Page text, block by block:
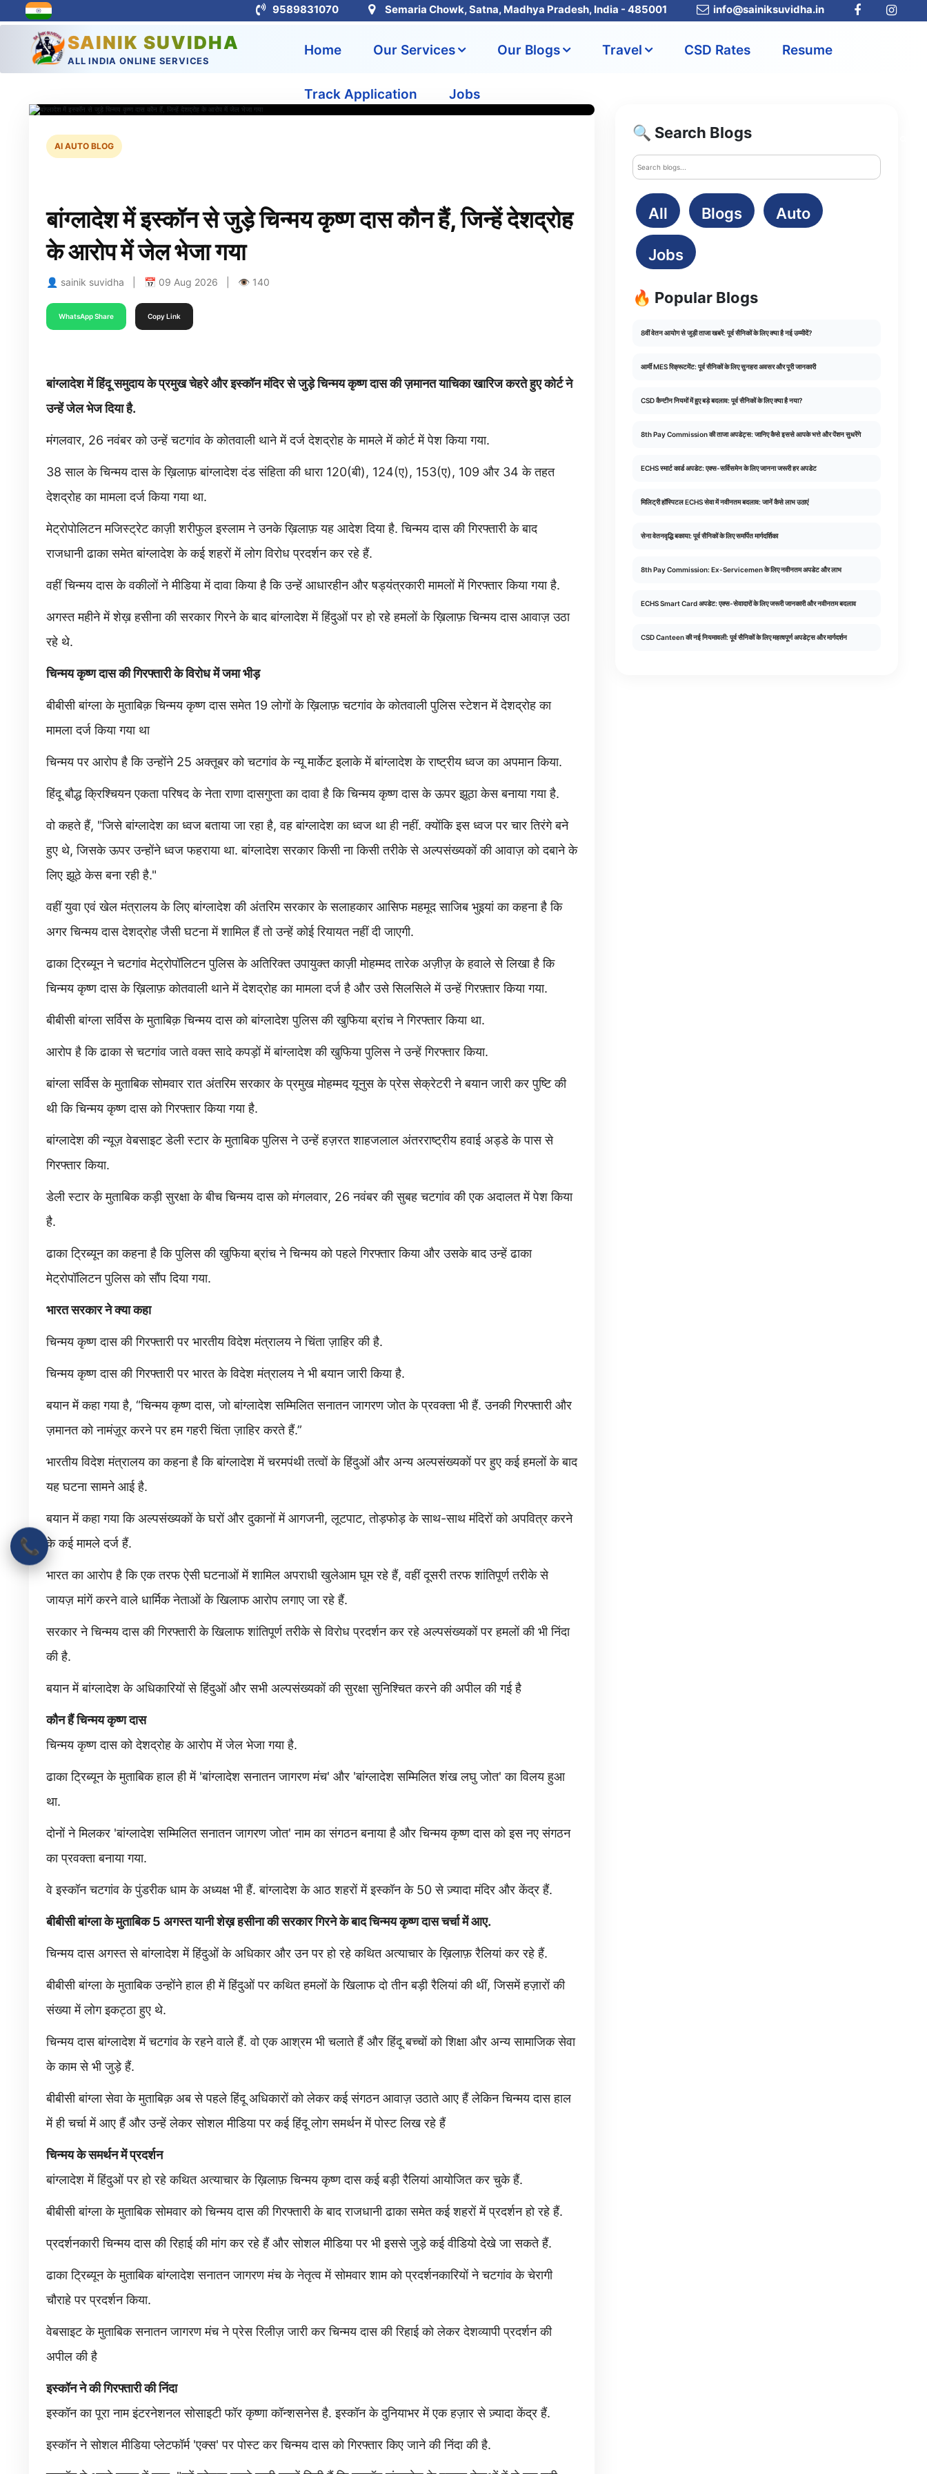
9589831070 Semaria Chowk, Satna, Madhya Pradesh, India - 485001 info@sainiksuvidha.in
SAINIK SUVIDHA
ALL INDIA ONLINE SERVICES
Home Our Services Our Blogs Travel CSD Rates Resume
Track Application Jobs
AI AUTO BLOG
बांग्लादेश में इस्कॉन से जुड़े चिन्मय कृष्ण दास कौन हैं, जिन्हें देशद्रोह
के आरोप में जेल भेजा गया
👤 sainik suvidha | 📅 09 Aug 2026 | 👁 140
WhatsApp Share Copy Link
बांग्लादेश में हिंदू समुदाय के प्रमुख चेहरे और इस्कॉन मंदिर से जुड़े चिन्मय कृष्ण दास की ज़मानत याचिका खारिज करते हुए कोर्ट ने
उन्हें जेल भेज दिया है.
मंगलवार, 26 नवंबर को उन्हें चटगांव के कोतवाली थाने में दर्ज देशद्रोह के मामले में कोर्ट में पेश किया गया.
38 साल के चिन्मय दास के ख़िलाफ़ बांग्लादेश दंड संहिता की धारा 120(बी), 124(ए), 153(ए), 109 और 34 के तहत
देशद्रोह का मामला दर्ज किया गया था.
मेट्रोपोलिटन मजिस्ट्रेट काज़ी शरीफुल इस्लाम ने उनके ख़िलाफ़ यह आदेश दिया है. चिन्मय दास की गिरफ्तारी के बाद
राजधानी ढाका समेत बांग्लादेश के कई शहरों में लोग विरोध प्रदर्शन कर रहे हैं.
वहीं चिन्मय दास के वकीलों ने मीडिया में दावा किया है कि उन्हें आधारहीन और षड्यंत्रकारी मामलों में गिरफ्तार किया गया है.
अगस्त महीने में शेख़ हसीना की सरकार गिरने के बाद बांग्लादेश में हिंदुओं पर हो रहे हमलों के ख़िलाफ़ चिन्मय दास आवाज़ उठा
रहे थे.
चिन्मय कृष्ण दास की गिरफ्तारी के विरोध में जमा भीड़
बीबीसी बांग्ला के मुताबिक़ चिन्मय कृष्ण दास समेत 19 लोगों के ख़िलाफ़ चटगांव के कोतवाली पुलिस स्टेशन में देशद्रोह का
मामला दर्ज किया गया था
चिन्मय पर आरोप है कि उन्होंने 25 अक्तूबर को चटगांव के न्यू मार्केट इलाके में बांग्लादेश के राष्ट्रीय ध्वज का अपमान किया.
हिंदू बौद्ध क्रिश्चियन एकता परिषद के नेता राणा दासगुप्ता का दावा है कि चिन्मय कृष्ण दास के ऊपर झूठा केस बनाया गया है.
वो कहते हैं, "जिसे बांग्लादेश का ध्वज बताया जा रहा है, वह बांग्लादेश का ध्वज था ही नहीं. क्योंकि इस ध्वज पर चार तिरंगे बने
हुए थे, जिसके ऊपर उन्होंने ध्वज फहराया था. बांग्लादेश सरकार किसी ना किसी तरीके से अल्पसंख्यकों की आवाज़ को दबाने के
लिए झूठे केस बना रही है."
वहीं युवा एवं खेल मंत्रालय के लिए बांग्लादेश की अंतरिम सरकार के सलाहकार आसिफ महमूद साजिब भुइयां का कहना है कि
अगर चिन्मय दास देशद्रोह जैसी घटना में शामिल हैं तो उन्हें कोई रियायत नहीं दी जाएगी.
ढाका ट्रिब्यून ने चटगांव मेट्रोपॉलिटन पुलिस के अतिरिक्त उपायुक्त काज़ी मोहम्मद तारेक अज़ीज़ के हवाले से लिखा है कि
चिन्मय कृष्ण दास के ख़िलाफ़ कोतवाली थाने में देशद्रोह का मामला दर्ज है और उसे सिलसिले में उन्हें गिरफ़्तार किया गया.
बीबीसी बांग्ला सर्विस के मुताबिक़ चिन्मय दास को बांग्लादेश पुलिस की खुफिया ब्रांच ने गिरफ्तार किया था.
आरोप है कि ढाका से चटगांव जाते वक्त सादे कपड़ों में बांग्लादेश की खुफिया पुलिस ने उन्हें गिरफ्तार किया.
बांग्ला सर्विस के मुताबिक सोमवार रात अंतरिम सरकार के प्रमुख मोहम्मद यूनुस के प्रेस सेक्रेटरी ने बयान जारी कर पुष्टि की
थी कि चिन्मय कृष्ण दास को गिरफ्तार किया गया है.
बांग्लादेश की न्यूज़ वेबसाइट डेली स्टार के मुताबिक पुलिस ने उन्हें हज़रत शाहजलाल अंतरराष्ट्रीय हवाई अड्डे के पास से
गिरफ्तार किया.
डेली स्टार के मुताबिक कड़ी सुरक्षा के बीच चिन्मय दास को मंगलवार, 26 नवंबर की सुबह चटगांव की एक अदालत में पेश किया
है.
ढाका ट्रिब्यून का कहना है कि पुलिस की खुफिया ब्रांच ने चिन्मय को पहले गिरफ्तार किया और उसके बाद उन्हें ढाका
मेट्रोपॉलिटन पुलिस को सौंप दिया गया.
भारत सरकार ने क्या कहा
चिन्मय कृष्ण दास की गिरफ्तारी पर भारतीय विदेश मंत्रालय ने चिंता ज़ाहिर की है.
चिन्मय कृष्ण दास की गिरफ्तारी पर भारत के विदेश मंत्रालय ने भी बयान जारी किया है.
बयान में कहा गया है, “चिन्मय कृष्ण दास, जो बांग्लादेश सम्मिलित सनातन जागरण जोत के प्रवक्ता भी हैं. उनकी गिरफ्तारी और
ज़मानत को नामंज़ूर करने पर हम गहरी चिंता ज़ाहिर करते हैं.”
भारतीय विदेश मंत्रालय का कहना है कि बांग्लादेश में चरमपंथी तत्वों के हिंदुओं और अन्य अल्पसंख्यकों पर हुए कई हमलों के बाद
यह घटना सामने आई है.
बयान में कहा गया कि अल्पसंख्यकों के घरों और दुकानों में आगजनी, लूटपाट, तोड़फोड़ के साथ-साथ मंदिरों को अपवित्र करने
के कई मामले दर्ज हैं.
भारत का आरोप है कि एक तरफ ऐसी घटनाओं में शामिल अपराधी खुलेआम घूम रहे हैं, वहीं दूसरी तरफ शांतिपूर्ण तरीके से
जायज़ मांगें करने वाले धार्मिक नेताओं के खिलाफ आरोप लगाए जा रहे हैं.
सरकार ने चिन्मय दास की गिरफ्तारी के खिलाफ शांतिपूर्ण तरीके से विरोध प्रदर्शन कर रहे अल्पसंख्यकों पर हमलों की भी निंदा
की है.
बयान में बांग्लादेश के अधिकारियों से हिंदुओं और सभी अल्पसंख्यकों की सुरक्षा सुनिश्चित करने की अपील की गई है
कौन हैं चिन्मय कृष्ण दास
चिन्मय कृष्ण दास को देशद्रोह के आरोप में जेल भेजा गया है.
ढाका ट्रिब्यून के मुताबिक हाल ही में 'बांग्लादेश सनातन जागरण मंच' और 'बांग्लादेश सम्मिलित शंख लघु जोत' का विलय हुआ
था.
दोनों ने मिलकर 'बांग्लादेश सम्मिलित सनातन जागरण जोत' नाम का संगठन बनाया है और चिन्मय कृष्ण दास को इस नए संगठन
का प्रवक्ता बनाया गया.
वे इस्कॉन चटगांव के पुंडरीक धाम के अध्यक्ष भी हैं. बांग्लादेश के आठ शहरों में इस्कॉन के 50 से ज़्यादा मंदिर और केंद्र हैं.
बीबीसी बांग्ला के मुताबिक 5 अगस्त यानी शेख़ हसीना की सरकार गिरने के बाद चिन्मय कृष्ण दास चर्चा में आए.
चिन्मय दास अगस्त से बांग्लादेश में हिंदुओं के अधिकार और उन पर हो रहे कथित अत्याचार के ख़िलाफ़ रैलियां कर रहे हैं.
बीबीसी बांग्ला के मुताबिक उन्होंने हाल ही में हिंदुओं पर कथित हमलों के खिलाफ दो तीन बड़ी रैलियां की थीं, जिसमें हज़ारों की
संख्या में लोग इकट्ठा हुए थे.
चिन्मय दास बांग्लादेश में चटगांव के रहने वाले हैं. वो एक आश्रम भी चलाते हैं और हिंदू बच्चों को शिक्षा और अन्य सामाजिक सेवा
के काम से भी जुड़े हैं.
बीबीसी बांग्ला सेवा के मुताबिक़ अब से पहले हिंदू अधिकारों को लेकर कई संगठन आवाज़ उठाते आए हैं लेकिन चिन्मय दास हाल
में ही चर्चा में आए हैं और उन्हें लेकर सोशल मीडिया पर कई हिंदू लोग समर्थन में पोस्ट लिख रहे हैं
चिन्मय के समर्थन में प्रदर्शन
बांग्लादेश में हिंदुओं पर हो रहे कथित अत्याचार के ख़िलाफ़ चिन्मय कृष्ण दास कई बड़ी रैलियां आयोजित कर चुके हैं.
बीबीसी बांग्ला के मुताबिक सोमवार को चिन्मय दास की गिरफ्तारी के बाद राजधानी ढाका समेत कई शहरों में प्रदर्शन हो रहे हैं.
प्रदर्शनकारी चिन्मय दास की रिहाई की मांग कर रहे हैं और सोशल मीडिया पर भी इससे जुड़े कई वीडियो देखे जा सकते हैं.
ढाका ट्रिब्यून के मुताबिक बांग्लादेश सनातन जागरण मंच के नेतृत्व में सोमवार शाम को प्रदर्शनकारियों ने चटगांव के चेरागी
चौराहे पर प्रदर्शन किया.
वेबसाइट के मुताबिक सनातन जागरण मंच ने प्रेस रिलीज़ जारी कर चिन्मय दास की रिहाई को लेकर देशव्यापी प्रदर्शन की
अपील की है
इस्कॉन ने की गिरफ्तारी की निंदा
इस्कॉन का पूरा नाम इंटरनेशनल सोसाइटी फॉर कृष्णा कॉन्शसनेस है. इस्कॉन के दुनियाभर में एक हज़ार से ज़्यादा केंद्र हैं.
इस्कॉन ने सोशल मीडिया प्लेटफॉर्म 'एक्स' पर पोस्ट कर चिन्मय दास को गिरफ्तार किए जाने की निंदा की है.
🔍 Search Blogs
All Blogs Auto
Jobs
🔥 Popular Blogs
8वीं वेतन आयोग से जुड़ी ताजा खबरें: पूर्व सैनिकों के लिए क्या है नई उम्मीदें?
आर्मी MES रिक्रूटमेंट: पूर्व सैनिकों के लिए सुनहरा अवसर और पूरी जानकारी
CSD कैन्टीन नियमों में हुए बड़े बदलाव: पूर्व सैनिकों के लिए क्या है नया?
8th Pay Commission की ताजा अपडेट्स: जानिए कैसे इससे आपके भत्ते और पेंशन सुधरेंगे
ECHS स्मार्ट कार्ड अपडेट: एक्स-सर्विसमेन के लिए जानना जरूरी हर अपडेट
मिलिट्री हॉस्पिटल ECHS सेवा में नवीनतम बदलाव: जानें कैसे लाभ उठाएं
सेना वेतनवृद्धि बकाया: पूर्व सैनिकों के लिए समर्पित मार्गदर्शिका
8th Pay Commission: Ex-Servicemen के लिए नवीनतम अपडेट और लाभ
ECHS Smart Card अपडेट: एक्स-सेवादारों के लिए जरूरी जानकारी और नवीनतम बदलाव
CSD Canteen की नई नियमावली: पूर्व सैनिकों के लिए महत्वपूर्ण अपडेट्स और मार्गदर्शन
📞